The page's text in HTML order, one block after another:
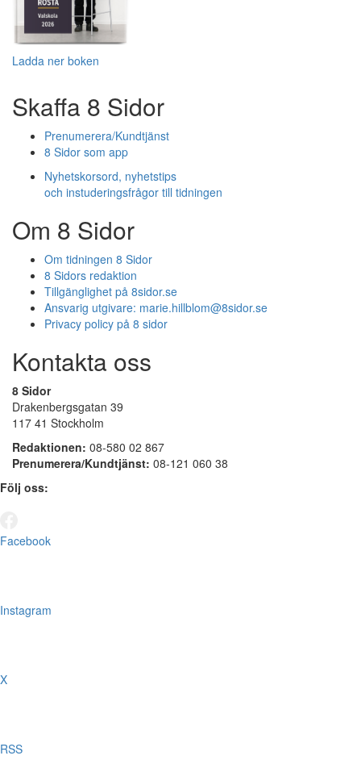
Ladda ner boken
Skaffa 8 Sidor
Prenumerera/Kundtjänst
8 Sidor som app
Nyhetskorsord, nyhetstips
och instuderingsfrågor till tidningen
Om 8 Sidor
Om tidningen 8 Sidor
8 Sidors redaktion
Tillgänglighet på 8sidor.se
Ansvarig utgivare: marie.hillblom@8sidor.se
Privacy policy på 8 sidor
Kontakta oss
8 Sidor
Drakenbergsgatan 39
117 41 Stockholm
Redaktionen: 08-580 02 867
Prenumerera/Kundtjänst: 08-121 060 38
Följ oss:
Facebook
Instagram
X
RSS